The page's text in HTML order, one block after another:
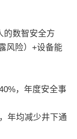
数智安全方
风险）+设备能
，年度安全事
年均减少井下通